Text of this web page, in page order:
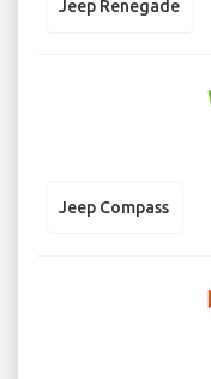
Jeep Renegade
Jeep Compass